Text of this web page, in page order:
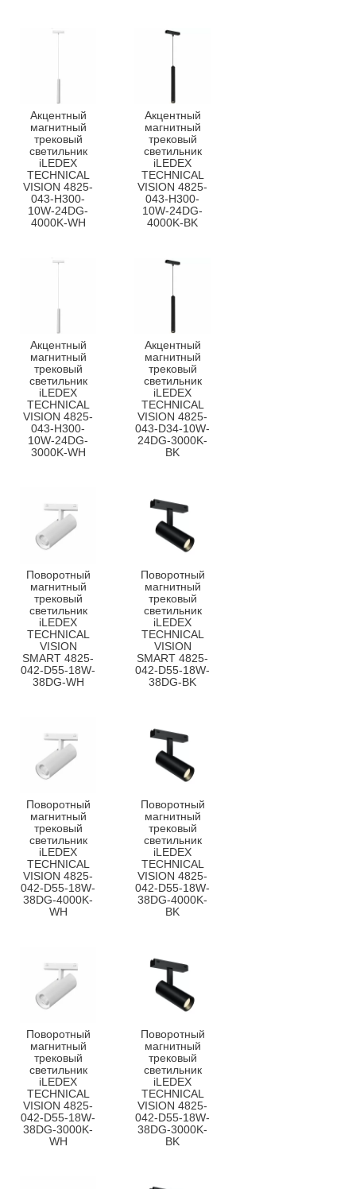
Акцентный
магнитный
трековый
светильник
iLEDEX
TECHNICAL
VISION 4825-
043-H300-
10W-24DG-
4000K-WH
Акцентный
магнитный
трековый
светильник
iLEDEX
TECHNICAL
VISION 4825-
043-H300-
10W-24DG-
4000K-BK
Акцентный
магнитный
трековый
светильник
iLEDEX
TECHNICAL
VISION 4825-
043-H300-
10W-24DG-
3000K-WH
Акцентный
магнитный
трековый
светильник
iLEDEX
TECHNICAL
VISION 4825-
043-D34-10W-
24DG-3000K-
BK
Поворотный
магнитный
трековый
светильник
iLEDEX
TECHNICAL
VISION
SMART 4825-
042-D55-18W-
38DG-WH
Поворотный
магнитный
трековый
светильник
iLEDEX
TECHNICAL
VISION
SMART 4825-
042-D55-18W-
38DG-BK
Поворотный
магнитный
трековый
светильник
iLEDEX
TECHNICAL
VISION 4825-
042-D55-18W-
38DG-4000K-
WH
Поворотный
магнитный
трековый
светильник
iLEDEX
TECHNICAL
VISION 4825-
042-D55-18W-
38DG-4000K-
BK
Поворотный
магнитный
трековый
светильник
iLEDEX
TECHNICAL
VISION 4825-
042-D55-18W-
38DG-3000K-
WH
Поворотный
магнитный
трековый
светильник
iLEDEX
TECHNICAL
VISION 4825-
042-D55-18W-
38DG-3000K-
BK